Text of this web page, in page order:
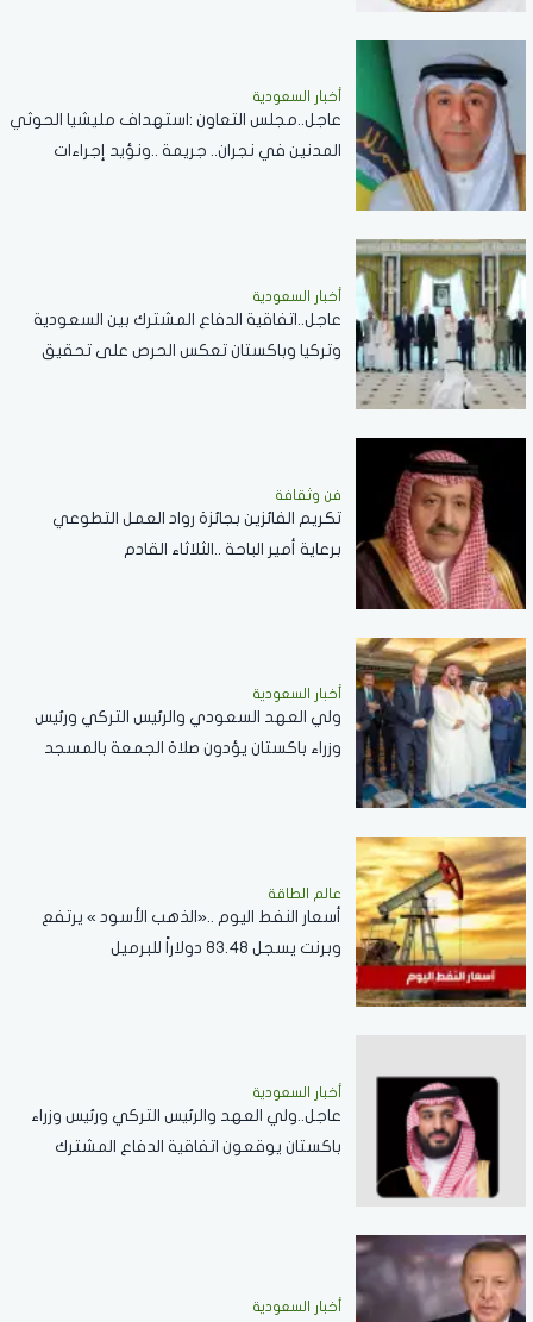
أخبار السعودية
عاجل..مجلس التعاون :استهداف مليشيا الحوثي
المدنين في نجران.. جريمة ..ونؤيد إجراءات
أخبار السعودية
عاجل..اتفاقية الدفاع المشترك بين السعودية
وتركيا وباكستان تعكس الحرص على تحقيق
فن وثقافة
تكريم الفائزين بجائزة رواد العمل التطوعي
برعاية أمير الباحة ..الثلاثاء القادم
أخبار السعودية
ولي العهد السعودي والرئيس التركي ورئيس
وزراء باكستان يؤدون صلاة الجمعة بالمسجد
عالم الطاقة
أسعار النفط اليوم ..«الذهب الأسود » يرتفع
وبرنت يسجل 83.48 دولاراً للبرميل
أخبار السعودية
عاجل..ولي العهد والرئيس التركي ورئيس وزراء
باكستان يوقعون اتفاقية الدفاع المشترك
أخبار السعودية